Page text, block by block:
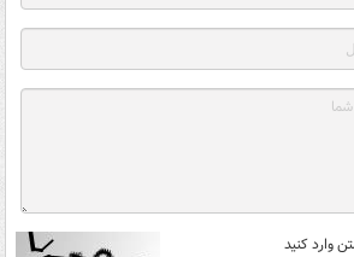
وارد کنید